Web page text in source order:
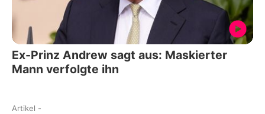
Ex-Prinz Andrew sagt aus: Maskierter
Mann verfolgte ihn
Artikel -